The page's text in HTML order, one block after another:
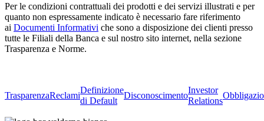
Per le condizioni contrattuali dei prodotti e dei servizi illustrati e per
quanto non espressamente indicato è necessario fare riferimento
ai Documenti Informativi che sono a disposizione dei clienti presso
tutte le Filiali della Banca e sul nostro sito internet, nella sezione
Trasparenza e Norme.
TrasparenzaReclami
Definizione
di Default
Disconoscimento
Investor
Relations